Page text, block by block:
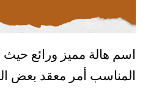
اسم هالة مميز ورائع حيث
المناسب أمر معقد بعض